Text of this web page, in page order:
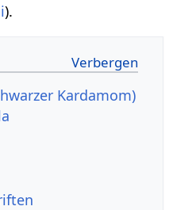
).
Kardamom)